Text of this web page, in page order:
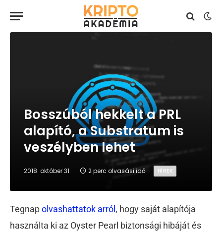
Bosszúból hekkelt a PRL
alapító, a Substratum is
veszélyben lehet
2018. október 31. 2 perc olvasási idő HÍREK
Tegnapolvashattatok arról , hogy saját alapítója
használta ki az Oyster Pearl biztonsági hibáját és